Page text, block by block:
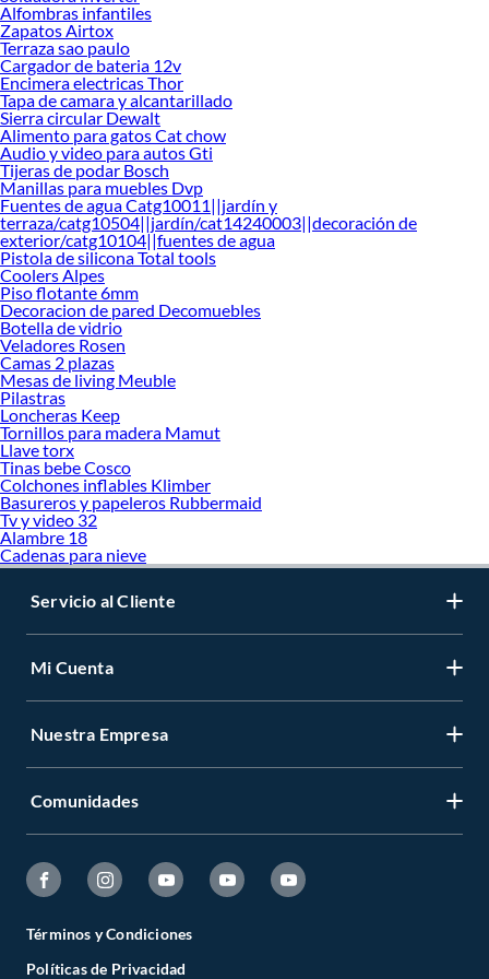
Encuentra una amplia variedad de productos de Ventanas Termopanel en
Sodimac. Encuentra todo lo necesario para tus proyectos de renovación y
decoración. ¡Visítanos y haz tus ideas realidad!
Alfombras infantiles
Zapatos Airtox
Terraza sao paulo
Cargador de bateria 12v
Encimera electricas Thor
Tapa de camara y alcantarillado
Sierra circular Dewalt
Alimento para gatos Cat chow
Audio y video para autos Gti
Tijeras de podar Bosch
Manillas para muebles Dvp
Fuentes de agua Catg10011||jardín y
terraza/catg10504||jardín/cat14240003||decoración de
exterior/catg10104||fuentes de agua
Pistola de silicona Total tools
Coolers Alpes
Piso flotante 6mm
Decoracion de pared Decomuebles
Botella de vidrio
Veladores Rosen
Camas 2 plazas
Mesas de living Meuble
Pilastras
Loncheras Keep
Tornillos para madera Mamut
Llave torx
Tinas bebe Cosco
Colchones inflables Klimber
Basureros y papeleros Rubbermaid
Tv y video 32
Alambre 18
Cadenas para nieve
Servicio al Cliente
Mi Cuenta
Nuestra Empresa
Comunidades
Términos y Condiciones
Políticas de Privacidad